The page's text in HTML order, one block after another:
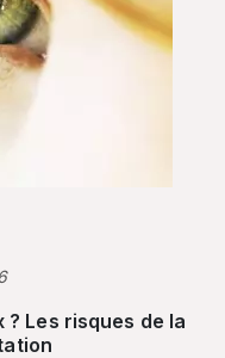
Les risques de la